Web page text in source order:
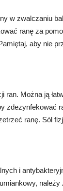
w zwalczaniu
ranę za
aby nie
ran. Można ją
zdezynfekować
ranę. Sól
i